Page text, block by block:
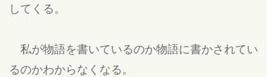
してくる。
私が物語を書いているのか物語に書かされてい
るのかわからなくなる。